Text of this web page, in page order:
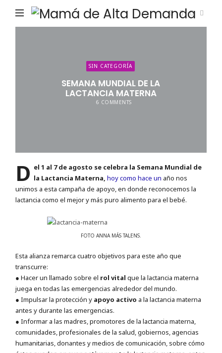
de
SIN CATEGORÍA
SEMANA MUNDIAL DE LA
LACTANCIA MATERNA
6 COMMENTS
D el 1 al 7 de agosto se celebra la Semana Mundial de
la Lactancia Materna, hoy como hace un año nos
unimos a esta campaña de apoyo, en donde reconocemos la
lactancia como el mejor y más puro alimento para el bebé.
FOTO ANNA MÁS TALENS.
Esta alianza remarca cuatro objetivos para este año que
transcurre:
● Hacer un llamado sobre el rol vital que la lactancia materna
juega en todas las emergencias alrededor del mundo.
● Impulsar la protección y apoyo activo a la lactancia materna
antes y durante las emergencias.
● Informar a las madres, promotores de la lactancia materna,
comunidades, profesionales de la salud, gobiernos, agencias
humanitarias, donantes y medios de comunicación, sobre cómo